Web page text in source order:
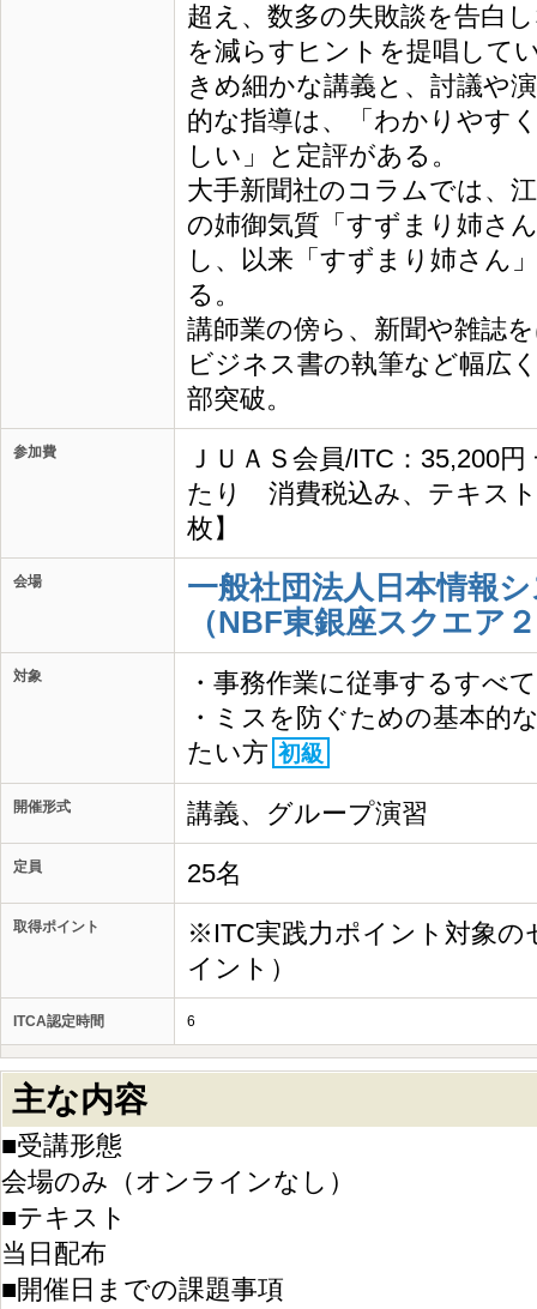
超え、数多の失敗談を告白
を減らすヒントを提唱して
きめ細かな講義と、討議や
的な指導は、「わかりやす
しい」と定評がある。
大手新聞社のコラムでは、
の姉御気質「すずまり姉さ
し、以来「すずまり姉さん
る。
講師業の傍ら、新聞や雑誌
ビジネス書の執筆など幅広
部突破。
参加費
ＪＵＡＳ会員/ITC：35,200
たり 消費税込み、テキス
枚】
会場
一般社団法人日本情報
（NBF東銀座スクエア
対象
・事務作業に従事するすべ
・ミスを防ぐための基本的
たい方 初級
開催形式 講義、グループ演習
定員 25名
取得ポイント
※ITC実践力ポイント対象の
イント）
ITCA認定時間 6
主な内容
■受講形態
会場のみ（オンラインなし）
■テキスト
当日配布
■開催日までの課題事項